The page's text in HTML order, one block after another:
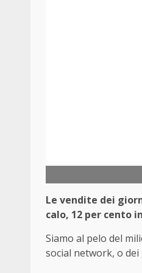
Le vendite dei
calo, 12 per cento
Siamo al pelo del
social network, o